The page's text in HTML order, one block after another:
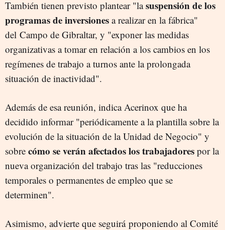
También tienen previsto plantear "lasuspensión de los
programas de inversiones a realizar en la fábrica"
del Campo de Gibraltar, y "exponer las medidas
organizativas a tomar en relación a los cambios en los
regímenes de trabajo a turnos ante la prolongada
situación de inactividad".
Además de esa reunión, indica Acerinox que ha
decidido informar "periódicamente a la plantilla sobre la
evolución de la situación de la Unidad de Negocio" y
sobre cómo se verán afectados los trabajadores por la
nueva organización del trabajo tras las "reducciones
temporales o permanentes de empleo que se
determinen".
Asimismo, advierte que seguirá proponiendo al Comité